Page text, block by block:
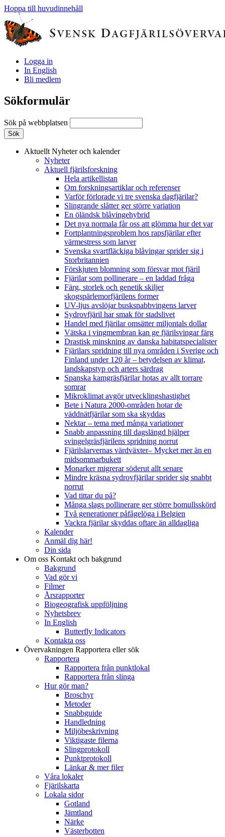
Hoppa till huvudinnehåll
Logga in
In English
Bli medlem
Sökformulär
Sök på webbplatsen
Aktuellt Nyheter och kalender
Nyheter
Aktuell fjärilsforskning
Hela artikellistan
Om forskningsartiklar och referenser
Varför förlorade vi tre svenska dagfjärilar?
Slingrande slåtter ger större variation
En öländsk blåvingehybrid
Det nya normala får oss att glömma hur det var
Fortplantningsproblem hos rapsfjärilar efter
värmestress som larver
Svenska svartfläckiga blåvingar sprider sig i
Storbritannien
Förskjuten blomning som försvar mot fjäril
Fjärilar som pollinerare – en laddad fråga
Färg, storlek och genetik skiljer
skogspärlemorfjärilens former
UV-ljus avslöjar busksnabbvingens larver
Sydrovfjäril har smak för stadslivet
Handel med fjärilar omsätter miljontals dollar
Vätska i vingmembran kan ge fjärilsvingar färg
Drastisk minskning av danska habitatspecialister
Fjärilars spridning till nya områden i Sverige och
Finland under 120 år– betydelsen av klimat,
landskapstyp och arters särdrag
Spanska kamgräsfjärilar hotas av allt torrare
somrar
Mikroklimat avgör utvecklingshastighet
Bete i Natura 2000-områden hotar de
väddnätfjärilar som ska skyddas
Nektar – tema med många variationer
Snabb anpassning till dagslängd hjälper
svingelgräsfjärilens spridning norrut
Fjärilslarvernas värdväxter– Mycket mer än en
midsommarbukett
Monarker migrerar söderut allt senare
Mindre kräsna sydrovfjärilar sprider sig snabbt
norrut
Vad tittar du på?
Många slags pollinerare ger större bomullsskörd
Två generationer påfågelöga i Belgien
Vackra fjärilar skyddas oftare än alldagliga
Kalender
Anmäl dig här!
Din sida
Om oss Kontakt och bakgrund
Bakgrund
Vad gör vi
Filmer
Årsrapporter
Biogeografisk uppföljning
Nyhetsbrev
In English
Butterfly Indicators
Kontakta oss
Övervakningen Rapportera eller sök
Rapportera
Rapportera från punktlokal
Rapportera från slinga
Hur gör man?
Broschyr
Metoder
Snabbguide
Handledning
Miljöbeskrivning
Viktigaste filerna
Slingprotokoll
Punktprotokoll
Länkar & mer filer
Våra lokaler
Fjärilskarta
Lokala sidor
Gotland
Jämtland
Närke
Västerbotten